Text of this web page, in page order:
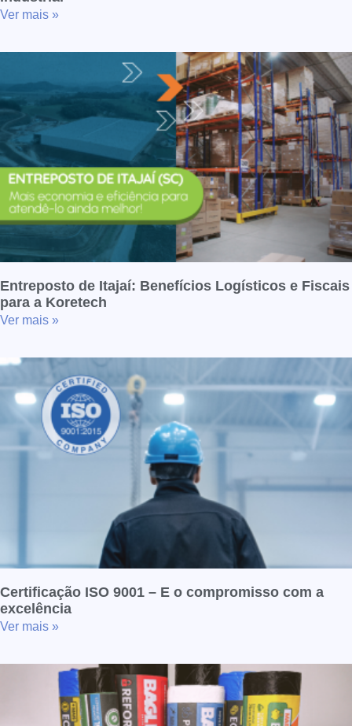
Ver mais »
Entreposto de Itajaí: Benefícios Logísticos e Fiscais
para a Koretech
Ver mais »
Certificação ISO 9001 – E o compromisso com a
excelência
Ver mais »